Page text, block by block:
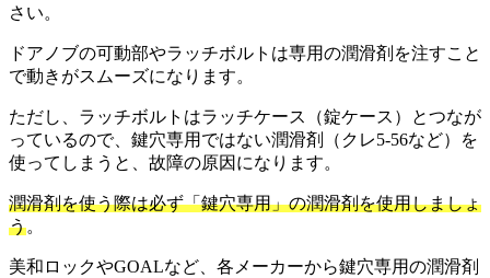
さい。
ドアノブの可動部やラッチボルトは専用の潤滑剤を注すこと
で動きがスムーズになります。
ただし、ラッチボルトはラッチケース（錠ケース）とつなが
っているので、鍵穴専用ではない潤滑剤（クレ5-56など）を
使ってしまうと、故障の原因になります。
潤滑剤を使う際は必ず「鍵穴専用」の潤滑剤を使用しましょ
う。
美和ロックやGOALなど、各メーカーから鍵穴専用の潤滑剤